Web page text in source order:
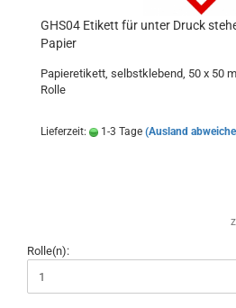
GHS04 Etikett für unter Druck
Papier
Papieretikett, selbstklebend, 50 x 50
Rolle
Lieferzeit: 1-3 Tage (Ausland
Rolle(n):